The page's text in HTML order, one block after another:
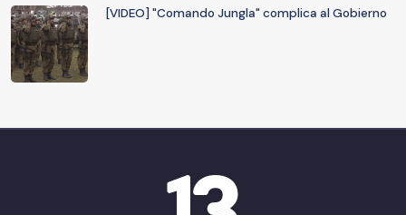
[VIDEO] "Comando Jungla" complica al Gobierno